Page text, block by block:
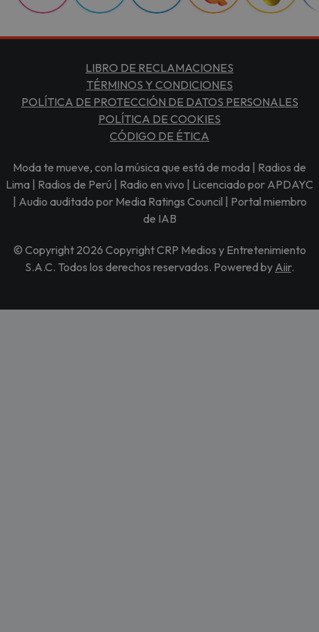
LIBRO DE RECLAMACIONES
TÉRMINOS Y CONDICIONES
POLÍTICA DE PROTECCIÓN DE DATOS PERSONALES
POLÍTICA DE COOKIES
CÓDIGO DE ÉTICA
Moda te mueve, con la música que está de moda | Radios de
Lima | Radios de Perú | Radio en vivo | Licenciado por APDAYC
| Audio auditado por Media Ratings Council | Portal miembro
de IAB
© Copyright 2026 Copyright CRP Medios y Entretenimiento
S.A.C. Todos los derechos reservados. Powered by Aiir.